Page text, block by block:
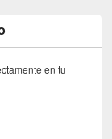
en tu